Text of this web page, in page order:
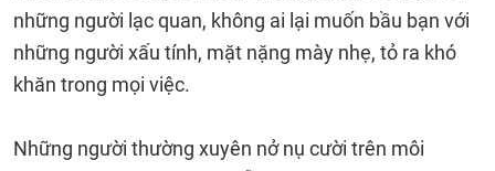
những người lạc quan, không ai lại muốn bầu bạn với
những người xấu tính, mặt nặng mày nhẹ, tỏ ra khó
khăn trong mọi việc.
Những người thường xuyên nở nụ cười trên môi